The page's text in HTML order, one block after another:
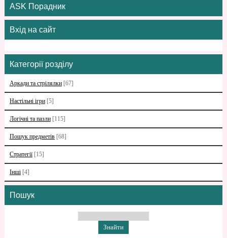
ASK Порадник
Вхід на сайт
Категорії розділу
Аркади та стрілялки [67]
Настільні ігри [5]
Логічні та пазли [115]
Пошук предметів [68]
Стратегії [15]
Інші [4]
Пошук